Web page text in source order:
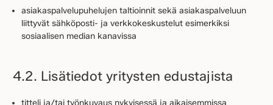
asiakaspalvelupuhelujen taltioinnit sekä asiakaspalveluun
liittyvät sähköposti- ja verkkokeskustelut esimerkiksi
sosiaalisen median kanavissa
4.2. Lisätiedot yritysten edustajista
titteli ja/tai työnkuvaus nykyisessä ja aikaisemmissa